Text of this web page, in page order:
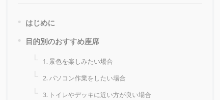
はじめに
目的別のおすすめ座席
1. 景色を楽しみたい場合
2. パソコン作業をしたい場合
3. トイレやデッキに近い方が良い場合